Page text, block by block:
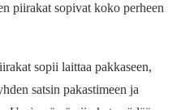
piirakat sopivat koko perheen
sopii laittaa pakkaseen,
satsin pakastimeen ja